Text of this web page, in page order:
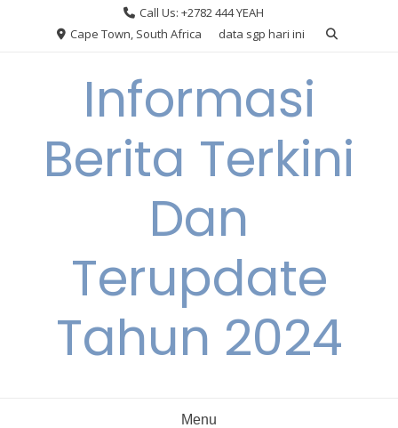
Call Us: +2782 444 YEAH
Cape Town, South Africa
data sgp hari ini
Informasi
Berita Terkini
Dan
Terupdate
Tahun 2024
Menu